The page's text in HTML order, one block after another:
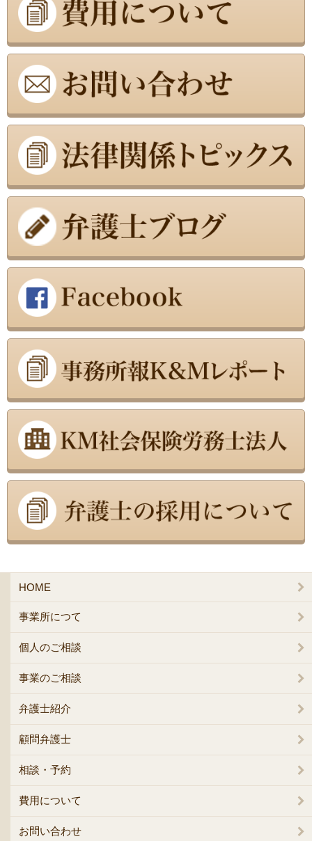
HOME
事業所につて
個人のご相談
事業のご相談
弁護士紹介
顧問弁護士
相談・予約
費用について
お問い合わせ